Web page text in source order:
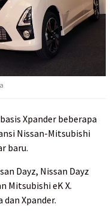
Xpander beberapa
Nissan-Mitsubishi
baru.
Dayz, Nissan Dayz
Mitsubishi eK X.
Xpander.